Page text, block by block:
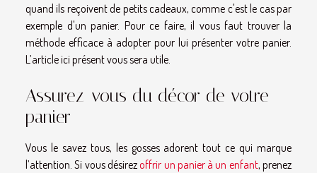
quand ils reçoivent de petits cadeaux, comme c'est le cas par
exemple d'un panier. Pour ce faire, il vous faut trouver la
méthode efficace à adopter pour lui présenter votre panier.
L’article ici présent vous sera utile.
Assurez-vous du décor de votre
panier
Vous le savez tous, les gosses adorent tout ce qui marque
l’attention. Si vous désirezoffrir un panier à un enfant, prenez